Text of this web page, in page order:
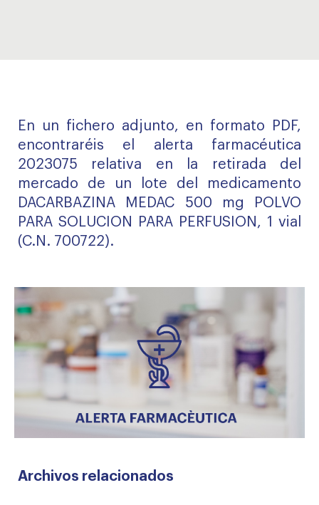
Archivos relacionados
En un fichero adjunto, en formato PDF,
encontraréis el alerta farmacéutica
2023075 relativa en la retirada del
mercado de un lote del medicamento
DACARBAZINA MEDAC 500 mg POLVO
PARA SOLUCION PARA PERFUSION, 1 vial
(C.N. 700722).